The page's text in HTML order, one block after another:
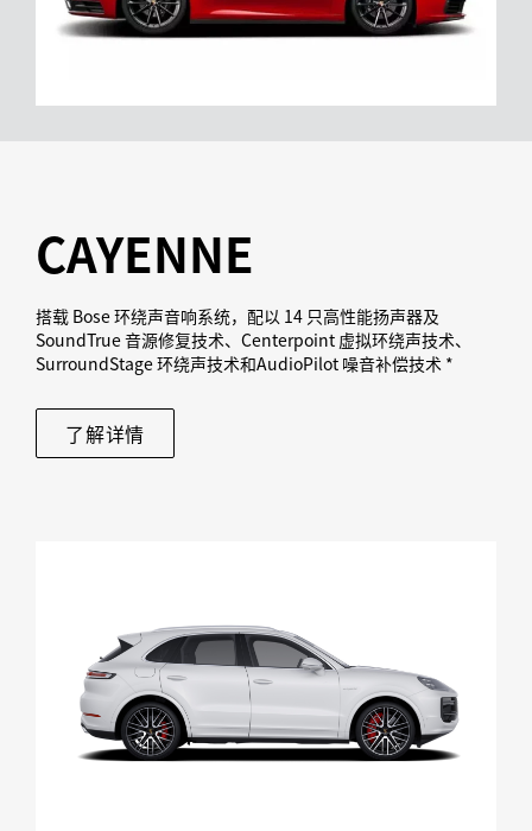
CAYENNE
搭载 Bose 环绕声音响系统，配以 14 只高性能扬声器及
SoundTrue 音源修复技术、Centerpoint 虚拟环绕声技术、
SurroundStage 环绕声技术和AudioPilot 噪音补偿技术 *
了解详情